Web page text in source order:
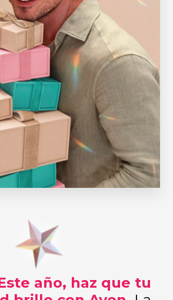
año, haz que tu